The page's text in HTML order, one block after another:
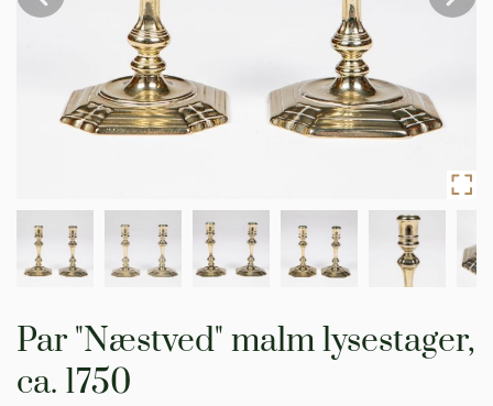
Par "Næstved" malm lysestager,
ca. 1750
starten
billedgalleriet